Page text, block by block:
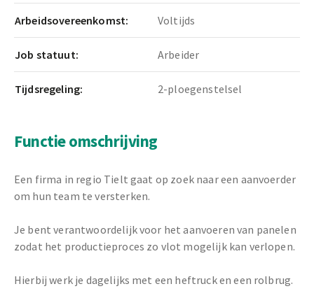
Arbeidsovereenkomst: Voltijds
Job statuut: Arbeider
Tijdsregeling: 2-ploegenstelsel
Functie omschrijving
Een firma in regio Tielt gaat op zoek naar een aanvoerder
om hun team te versterken.
Je bent verantwoordelijk voor het aanvoeren van panelen
zodat het productieproces zo vlot mogelijk kan verlopen.
Hierbij werk je dagelijks met een heftruck en een rolbrug.